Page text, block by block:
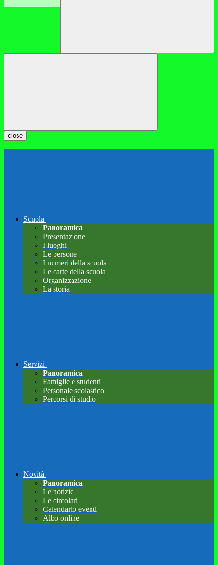
close
Scuola
Panoramica
Presentazione
I luoghi
Le persone
I numeri della scuola
Le carte della scuola
Organizzazione
La storia
Servizi
Panoramica
Famiglie e studenti
Personale scolastico
Percorsi di studio
Novità
Panoramica
Le notizie
Le circolari
Calendario eventi
Albo online